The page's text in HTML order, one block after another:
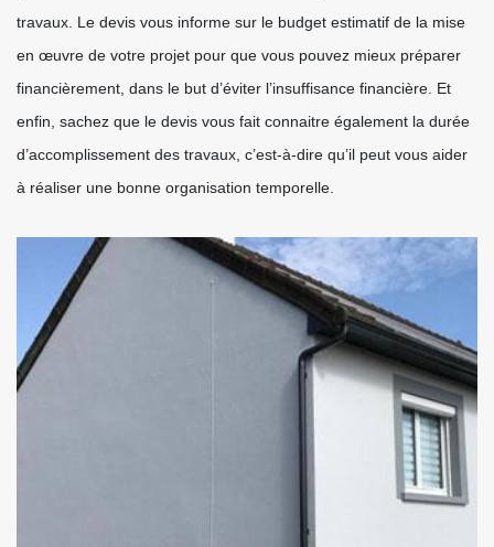
travaux. Le devis vous informe sur le budget estimatif de la mise
en œuvre de votre projet pour que vous pouvez mieux préparer
financièrement, dans le but d’éviter l’insuffisance financière. Et
enfin, sachez que le devis vous fait connaitre également la durée
d’accomplissement des travaux, c’est-à-dire qu’il peut vous aider
à réaliser une bonne organisation temporelle.